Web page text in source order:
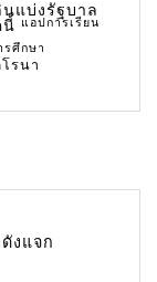
แบ่งรัฐบาล
นี้ แอปการเรียน
รศึกษา
รนา
งแจก